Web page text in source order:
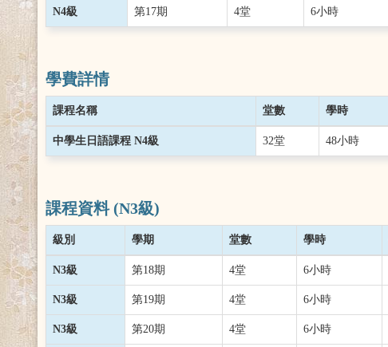
N4級 第17期 4堂 6小時
學費詳情
課程名稱 堂數 學時
中學生日語課程 N4級 32堂 48小時
課程資料 (N3級)
級別 學期 堂數 學時
N3級 第18期 4堂 6小時
N3級 第19期 4堂 6小時
N3級 第20期 4堂 6小時